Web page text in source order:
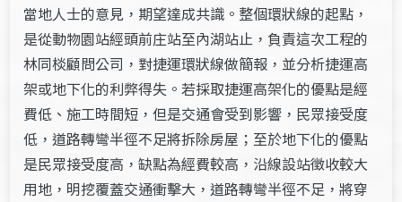
當地人士的意見，期望達成共識。整個環狀線的起點，
是從動物園站經頭前庄站至內湖站止，負責這次工程的
林同棪顧問公司，對捷運環狀線做簡報，並分析捷運高
架或地下化的利弊得失。若採取捷運高架化的優點是經
費低、施工時間短，但是交通會受到影響，民眾接受度
低，道路轉彎半徑不足將拆除房屋；至於地下化的優點
是民眾接受度高，缺點為經費較高，沿線設站徵收較大
用地，明挖覆蓋交通衝擊大，道路轉彎半徑不足，將穿